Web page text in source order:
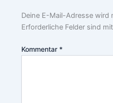
Deine E-Mail-Adresse
Erforderliche Felder sind mit
Kommentar *